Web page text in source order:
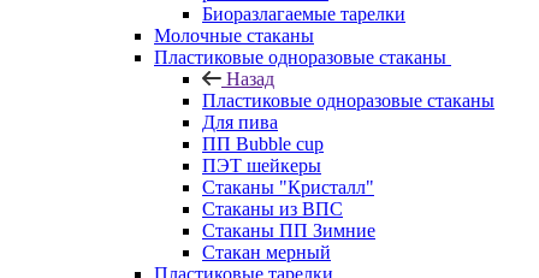
Биоразлагаемые тарелки
Молочные стаканы
Пластиковые одноразовые стаканы
Назад
Пластиковые одноразовые стаканы
Для пива
ПП Bubble cup
ПЭТ шейкеры
Стаканы "Кристалл"
Стаканы из ВПС
Стаканы ПП Зимние
Стакан мерный
Пластиковые тарелки